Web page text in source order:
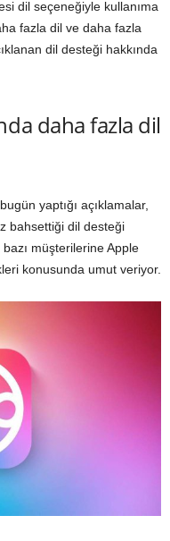
dil seçeneğiyle kullanıma
fazla dil ve daha fazla
dil desteği hakkında
daha fazla dil
yaptığı açıklamalar,
bahsettiği dil desteği
bazı müşterilerine Apple
konusunda umut veriyor.